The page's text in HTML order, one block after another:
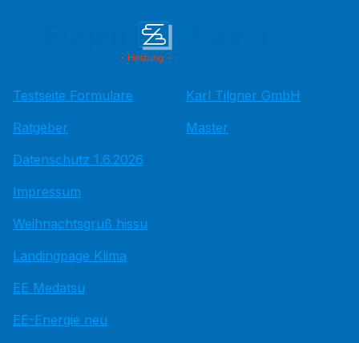
Testseite Formulare
Ratgeber
Datenschutz 1.6.2026
Impressum
Weihnachtsgruß hissu
Landingpage Klima
EE Medatsu
EE-Energie neu
Karl Tilgner GmbH
Master